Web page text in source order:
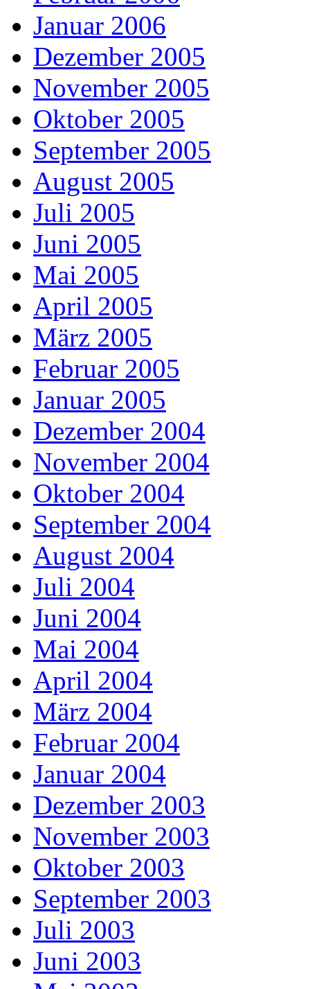
Januar 2006
Dezember 2005
November 2005
Oktober 2005
September 2005
August 2005
Juli 2005
Juni 2005
Mai 2005
April 2005
März 2005
Februar 2005
Januar 2005
Dezember 2004
November 2004
Oktober 2004
September 2004
August 2004
Juli 2004
Juni 2004
Mai 2004
April 2004
März 2004
Februar 2004
Januar 2004
Dezember 2003
November 2003
Oktober 2003
September 2003
Juli 2003
Juni 2003